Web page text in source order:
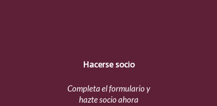
Hacerse socio
Completa el formulario y
hazte socio ahora